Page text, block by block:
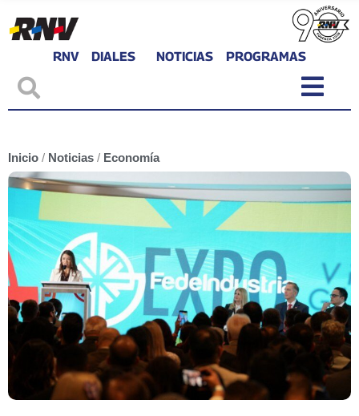
RNV DIALES NOTICIAS PROGRAMAS
Inicio / Noticias / Economía